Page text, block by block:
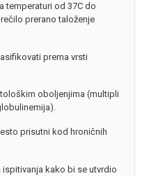
temperaturi od 37C do
prerano taloženje
prema vrsti
oboljenjima (multipli
prisutni kod hroničnih
kako bi se utvrdio